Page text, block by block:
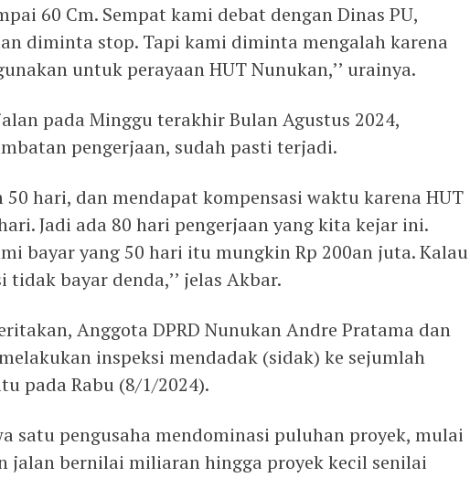
60 Cm. Sempat kami debat dengan Dinas PU,
diminta stop. Tapi kami diminta mengalah karena
untuk perayaan HUT Nunukan,’’ urainya.
pada Minggu terakhir Bulan Agustus 2024,
pengerjaan, sudah pasti terjadi.
50 hari, dan mendapat kompensasi waktu karena HUT
Jadi ada 80 hari pengerjaan yang kita kejar ini.
bayar yang 50 hari itu mungkin Rp 200an juta. Kalau
tidak bayar denda,’’ jelas Akbar.
Anggota DPRD Nunukan Andre Pratama dan
inspeksi mendadak (sidak) ke sejumlah
pada Rabu (8/1/2024).
satu pengusaha mendominasi puluhan proyek, mulai
jalan bernilai miliaran hingga proyek kecil senilai